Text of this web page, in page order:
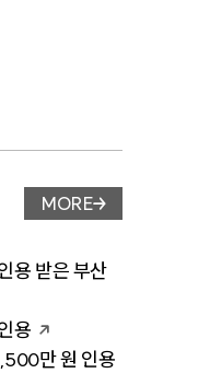
업무사례 페이지 이
MORE
용 받은 부산
용
만 원 인용